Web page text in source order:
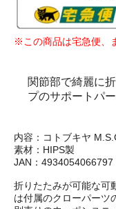
※この商品は宅急便、
関節部で綺麗に
プのサポートパー
内容：コトブキヤ
素材：HIPS製
JAN：4934054066797
折りたたみが可能な可
は付属のクローパーツ